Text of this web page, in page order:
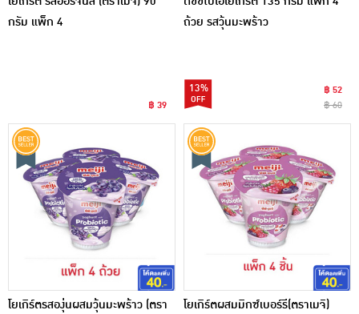
กรัม แพ็ก 4
฿ 39
ถ้วย รสวุ้นมะพร้าว
13%
฿ 52
฿ 60
โยเกิร์ตรสองุ่นผสมวุ้นมะพร้าว (ตรา
โยเกิร์ตผสมมิกซ์เบอร์รี(ตราเมจิ)